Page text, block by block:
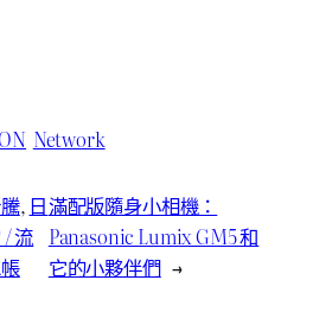
Network
, 日
/ 流
滿配版隨身小相機：
Panasonic Lumix GM5 和
它的小夥伴們 →